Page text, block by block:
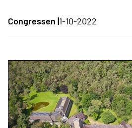
Congressen |1-10-2022